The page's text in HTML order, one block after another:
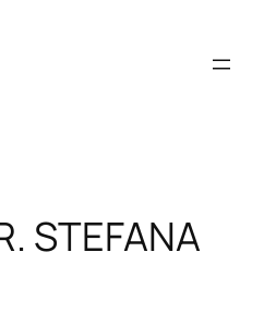
STEFANA